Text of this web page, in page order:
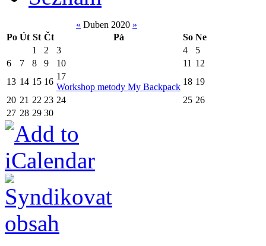
« Duben 2020 »
Po Út St Čt Pá So Ne
1
2 3 4
5
6
7 8 9 10 11 12
13 14 15 16
17
Workshop metody My Backpack
18 19
20 21 22 23 24 25 26
27 28 29 30